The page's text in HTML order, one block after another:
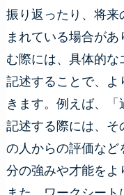
振り返ったり、将来
まれている場合が
む際には、具体的な
記述することで、
きます。例えば、
記述する際には、そ
の人からの評価など
分の強みや才能をよ